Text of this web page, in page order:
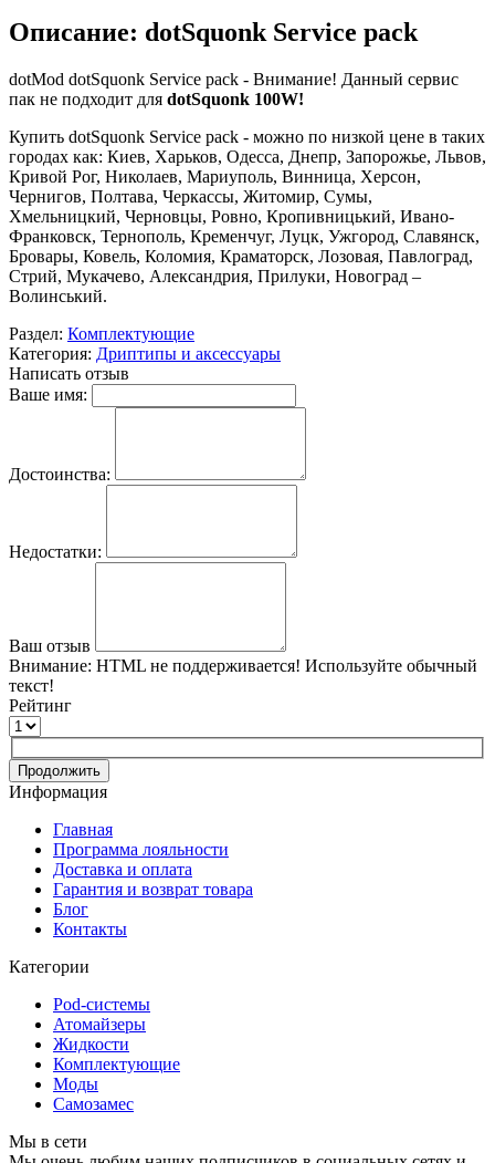
Описание: dotSquonk Service pack
dotMod dotSquonk Service pack - Внимание! Данный сервис
пак не подходит для dotSquonk 100W!
Купить dotSquonk Service pack - можно по низкой цене в таких
городах как: Киев, Харьков, Одесса, Днепр, Запорожье, Львов,
Кривой Рог, Николаев, Мариуполь, Винница, Херсон,
Чернигов, Полтава, Черкассы, Житомир, Сумы,
Хмельницкий, Черновцы, Ровно, Кропивницький, Ивано-
Франковск, Тернополь, Кременчуг, Луцк, Ужгород, Славянск,
Бровары, Ковель, Коломия, Краматорск, Лозовая, Павлоград,
Стрий, Мукачево, Александрия, Прилуки, Новоград –
Волинський.
Раздел: Комплектующие
Категория: Дриптипы и аксессуары
Написать отзыв
Ваше имя:
Достоинства:
Недостатки:
Ваш отзыв
Внимание: HTML не поддерживается! Используйте обычный
текст!
Рейтинг
Продолжить
Информация
Главная
Программа лояльности
Доставка и оплата
Гарантия и возврат товара
Блог
Контакты
Категории
Pod-системы
Атомайзеры
Жидкости
Комплектующие
Моды
Самозамес
Мы в сети